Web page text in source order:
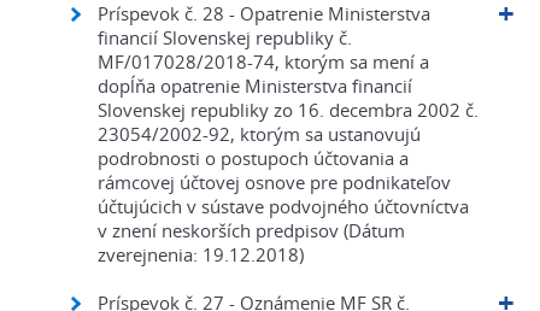
Príspevok č. 28 - Opatrenie Ministerstva
financií Slovenskej republiky č.
MF/017028/2018-74, ktorým sa mení a
dopĺňa opatrenie Ministerstva financií
Slovenskej republiky zo 16. decembra 2002 č.
23054/2002-92, ktorým sa ustanovujú
podrobnosti o postupoch účtovania a
rámcovej účtovej osnove pre podnikateľov
účtujúcich v sústave podvojného účtovníctva
v znení neskorších predpisov (Dátum
zverejnenia: 19.12.2018)
Príspevok č. 27 - Oznámenie MF SR č.